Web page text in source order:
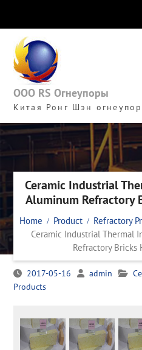
content
ООО RS Огнеупоры
Китая Ронг Шэн
Ceramic Industrial
Aluminum Refractory
Home Product
Refractory
Ceramic Industrial Thermal
Refractory Bricks
2017-05-16 admin
Products